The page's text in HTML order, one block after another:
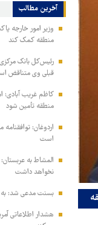
آخرین مطالب
وزیر امور خارجه
منطقه کمک کند
رئیس‌کل بانک
قبلی وی متناقض
کاظم غریب آبادی:
منطقه تأمین شود
اردوغان:
است
المشاط به
نخواهد داشت
بسنت مدعی شد: به
هشدار اطلاعاتی